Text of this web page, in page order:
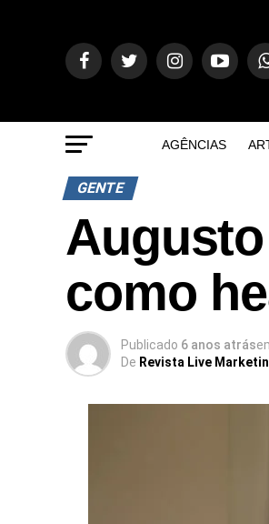
AGÊNCIAS
GENTE
como
Publicado 6 anos atrás
De Revista Live